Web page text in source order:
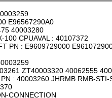
E96567290A0
40003280
100 CPUAVAL : 40107372
PN : E9609729000
ZT40003320 40062555
: 40003260 JHRMB RMB-STI-
CONNECTION